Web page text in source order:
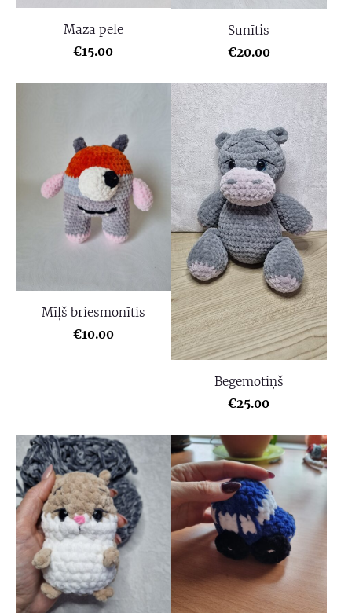
Maza pele
€15.00
Sunītis
€20.00
Mīļš briesmonītis
€10.00
Begemotiņš
€25.00